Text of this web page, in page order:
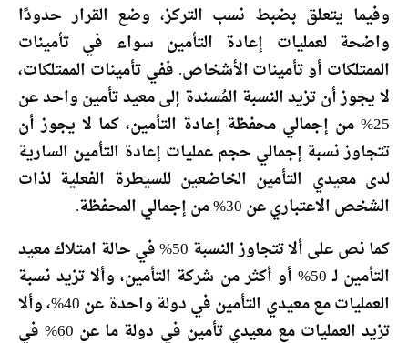
وفيما يتعلق بضبط نسب التركز، وضع القرار حدودًا
واضحة لعمليات إعادة التأمين سواء في تأمينات
الممتلكات أو تأمينات الأشخاص. ففي تأمينات الممتلكات،
لا يجوز أن تزيد النسبة المُسندة إلى معيد تأمين واحد عن
25% من إجمالي محفظة إعادة التأمين، كما لا يجوز أن
تتجاوز نسبة إجمالي حجم عمليات إعادة التأمين السارية
لدى معيدي التأمين الخاضعين للسيطرة الفعلية لذات
الشخص الاعتباري عن 30% من إجمالي المحفظة.
كما نص على ألا تتجاوز النسبة 50% في حالة امتلاك معيد
التأمين لـ 50% أو أكثر من شركة التأمين، وألا تزيد نسبة
العمليات مع معيدي التأمين في دولة واحدة عن 40%، وألا
تزيد العمليات مع معيدي تأمين في دولة ما عن 60% في